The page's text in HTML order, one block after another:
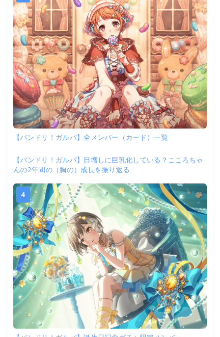
【バンドリ！ガルパ】全メンバー（カード）一覧
3
【バンドリ！ガルパ】日増しに巨乳化している？こころちゃ
んの2年間の（胸の）成長を振り返る
4